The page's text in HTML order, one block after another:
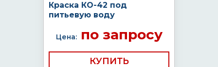
Краска КО-42 под
питьевую воду
Цена:по запросу
КУПИТЬ